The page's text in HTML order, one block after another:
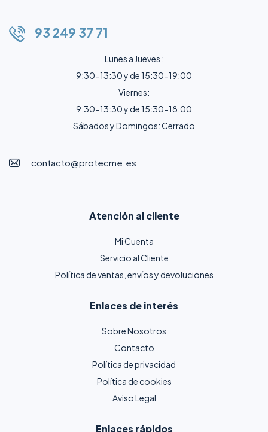
93 249 37 71
Lunes a Jueves :
9:30-13:30 y de 15:30-19:00
Viernes:
9:30-13:30 y de 15:30-18:00
Sábados y Domingos: Cerrado
contacto@protecme.es
Atención al cliente
Mi Cuenta
Servicio al Cliente
Política de ventas, envíos y devoluciones
Enlaces de interés
Sobre Nosotros
Contacto
Política de privacidad
Política de cookies
Aviso Legal
Enlaces rápidos